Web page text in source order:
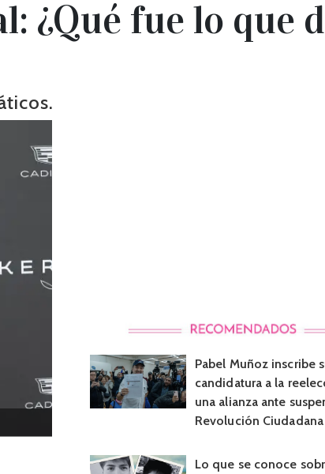
¿Qué fue lo que
Pabel Muñoz inscribe
candidatura a la
una alianza ante
Revolución Ciudadana
Lo que se conoce